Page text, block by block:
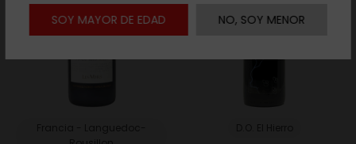
SOY MAYOR DE EDAD
NO, SOY MENOR